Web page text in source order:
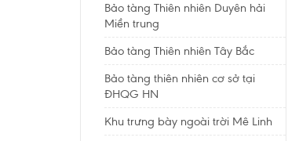
Bảo tàng Thiên nhiên Duyên hải
Miền trung
Bảo tàng Thiên nhiên Tây Bắc
Bảo tàng thiên nhiên cơ sở tại
ĐHQG HN
Khu trưng bày ngoài trời Mê Linh